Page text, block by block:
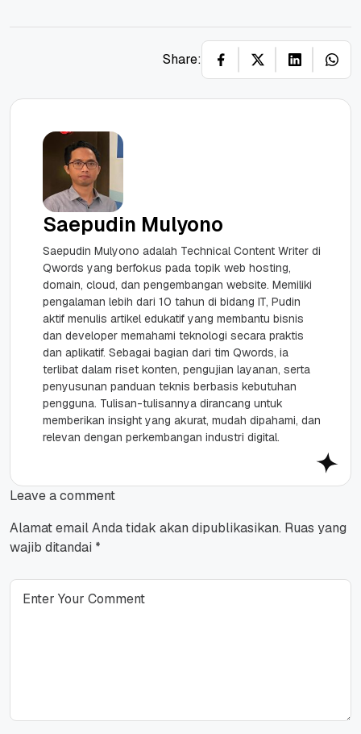
Share:
Saepudin Mulyono
Saepudin Mulyono adalah Technical Content Writer di
Qwords yang berfokus pada topik web hosting,
domain, cloud, dan pengembangan website. Memiliki
pengalaman lebih dari 10 tahun di bidang IT, Pudin
aktif menulis artikel edukatif yang membantu bisnis
dan developer memahami teknologi secara praktis
dan aplikatif. Sebagai bagian dari tim Qwords, ia
terlibat dalam riset konten, pengujian layanan, serta
penyusunan panduan teknis berbasis kebutuhan
pengguna. Tulisan-tulisannya dirancang untuk
memberikan insight yang akurat, mudah dipahami, dan
relevan dengan perkembangan industri digital.
Leave a comment
Alamat email Anda tidak akan dipublikasikan. Ruas yang
wajib ditandai *